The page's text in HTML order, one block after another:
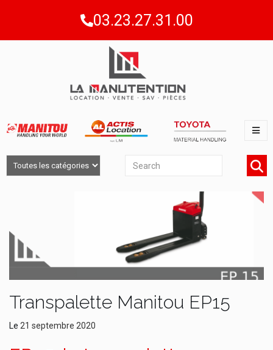
03.23.27.31.00
Transpalette Manitou EP15
Le 21 septembre 2020